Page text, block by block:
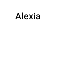
Alexia